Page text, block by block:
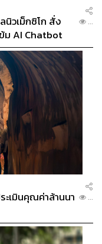
ายสัตว์ต่างๆ ไปพัก
นี้จะกลายเป็นเพียง
นิวเม็กซิโก สั่ง
ม AI Chatbot
...
ะเมินคุณค่าล้านนา
...